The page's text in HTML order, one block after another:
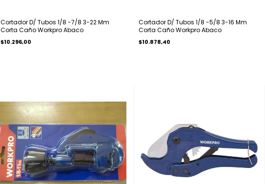
Cortador D/ Tubos 1/8 -7/8 3-22 Mm
Corta Caño Workpro Abaco
$10.296,00
Cortador D/ Tubos 1/8 -5/8 3-16 Mm
Corta Caño Workpro Abaco
$10.878,40